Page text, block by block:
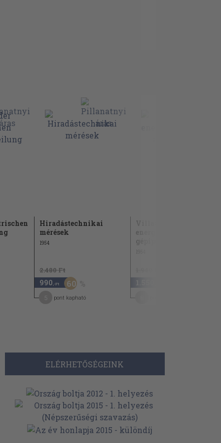
Hiradástechnikai
mérések
1954
2.480 Ft
990 ,-Ft 60
pont kapható
Villamos-
energiagazdálkodás a
gépiparban
ELÉRHETŐSÉGEINK